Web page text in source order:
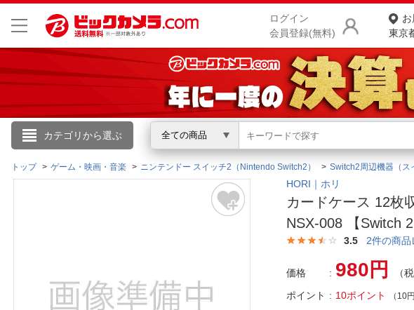
ログイン
会員登録(無料)
東京
カテゴリから選ぶ 全ての商品
こんにちは
ログイン
閲覧履歴
商品を
ランキン
お客様
ご利用ガ
トップ ゲーム・映画・音楽 ニンテンドー スイッチ2（Nintendo Switch2） Switch2周辺機器（ス
HORI｜ホリ
カードケース 12枚
NSX-008 【Switch 2
3.5 2件の商品
価格 980円
（
ポイント
10ポイント （10